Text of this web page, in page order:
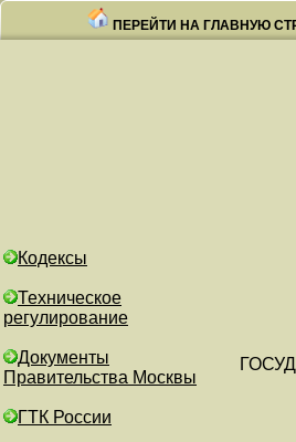
ПЕРЕЙТИ НА ГЛАВНУЮ
Кодексы
Техническое
регулирование
Документы
Правительства Москвы
ГТК России